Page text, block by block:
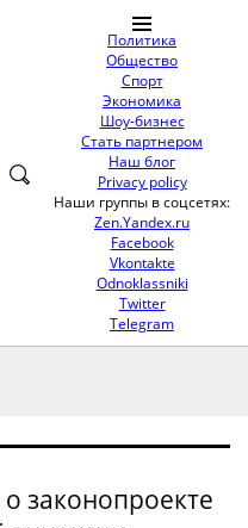
Политика
Общество
Спорт
Экономика
Шоу-бизнес
Стать партнером
Наш блог
Privacy policy
Наши группы в соцсетях:
Zen.Yandex.ru
Facebook
Vkontakte
Odnoklassniki
Twitter
Telegram
законопроекте